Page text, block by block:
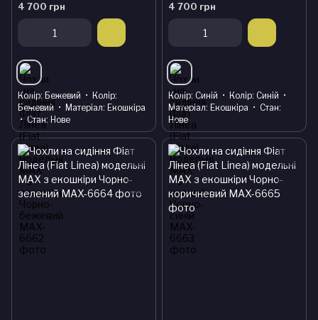
4 700 грн
Колір Бежевий
Колір
Бежевий
Матеріал Екошкіра
Стан Нове
4 700 грн
Колір Синій Колір Синій
Матеріал Екошкіра
Стан
Нове